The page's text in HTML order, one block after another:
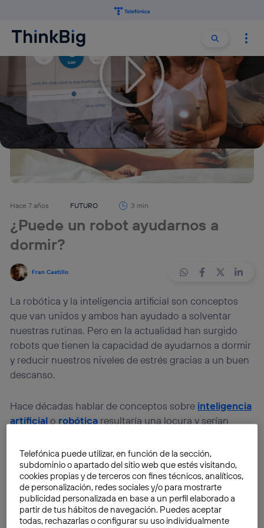
Buscar
Hace 7 años FUTURO 3 min
¿Puede un robot ayudarnos a
dormir?
Fran Castillo
La robótica y la inteligencia artificial son conceptos
que van unidos y ambos han ayudado a solventar
nuestras rutinas. Pero en la actualidad han surgido
robots que tienen la capacidad de ayudarnos a dormir
y reducir nuestros niveles de estrés gracias a un buen
descanso.
Hace décadas hablar de conceptos sobre inteligencia
artificialo robótica resultaría una locura y serían
ficción, pero en la actualidad no sucede así. La
inteligencia artificiales un elemento imprescindible
en nuestra vida cotidiana, y que nos ayuda en gran
medida a realizar nuestro trabajo de una forma
sencilla. Ahora, el mundo de la robótica se suma a los
robots para dormir mejor.
Telefónica puede utilizar, en función de la sección,
subdominio o apartado del sitio web que estés visitando,
cookies propias y de terceros con fines técnicos, analíticos,
de personalización, redes sociales y/o para mostrarte
publicidad personalizada en base a un perfil elaborado a
partir de tus hábitos de navegación. Puedes aceptar
todas, rechazarlas o configurar su uso individualmente